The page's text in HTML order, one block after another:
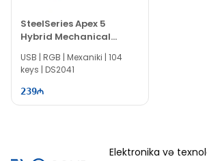
SteelSeries Apex 5
Hybrid Mechanical
Gaming Keyboard
USB | RGB | Mexaniki | 104
keys | DS2041
239
Elektronika və